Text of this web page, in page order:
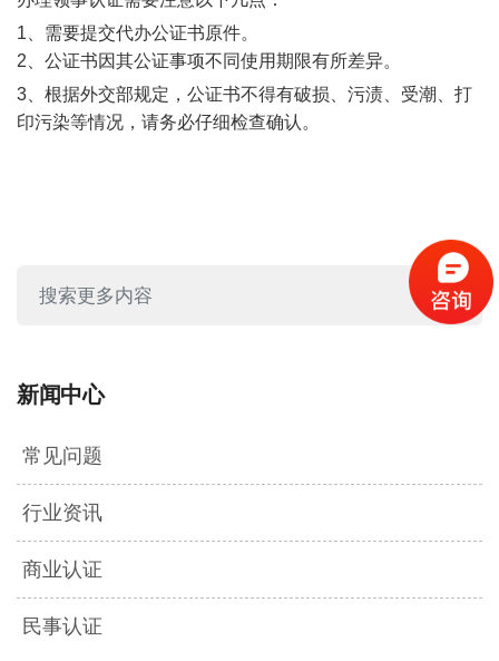
1 、需要提交代办公证书原件。
2 、公证书因其公证事项不同使用期限有所差异。
3 、根据外交部规定，公证书不得有破损、污渍、受潮、打
印污染等情况，请务必仔细检查确认。
新闻中心
常见问题
行业资讯
商业认证
民事认证